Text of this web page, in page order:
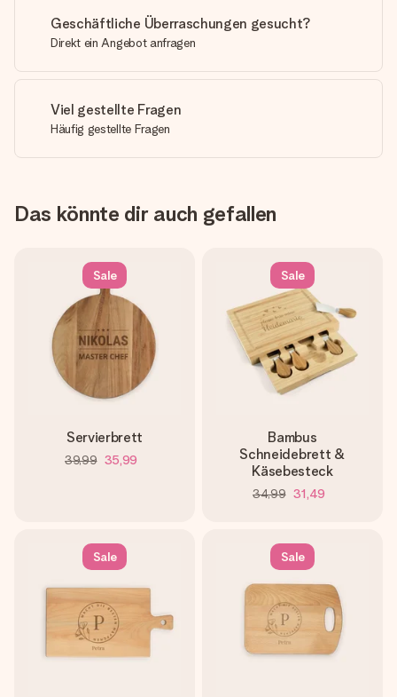
Geschäftliche Überraschungen gesucht?
Direkt ein Angebot anfragen
Viel gestellte Fragen
Häufig gestellte Fragen
Das könnte dir auch gefallen
Sale
Servierbrett
39,99 35,99
Sale
Bambus
Schneidebrett &
Käsebesteck
34,99 31,49
Sale Sale